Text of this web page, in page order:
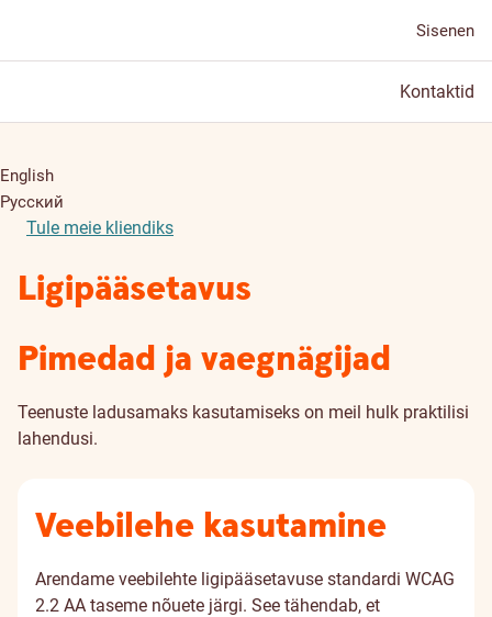
Sisenen
Kontaktid
English
Русский
Tule meie kliendiks
Ligipääsetavus
Pimedad ja vaegnägijad
Teenuste ladusamaks kasutamiseks on meil hulk praktilisi
lahendusi.
Veebilehe kasutamine
Arendame veebilehte ligipääsetavuse standardi WCAG
2.2 AA taseme nõuete järgi. See tähendab, et